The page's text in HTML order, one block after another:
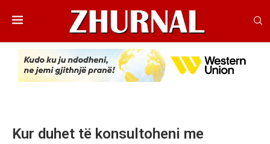
Kur duhet të konsultoheni me